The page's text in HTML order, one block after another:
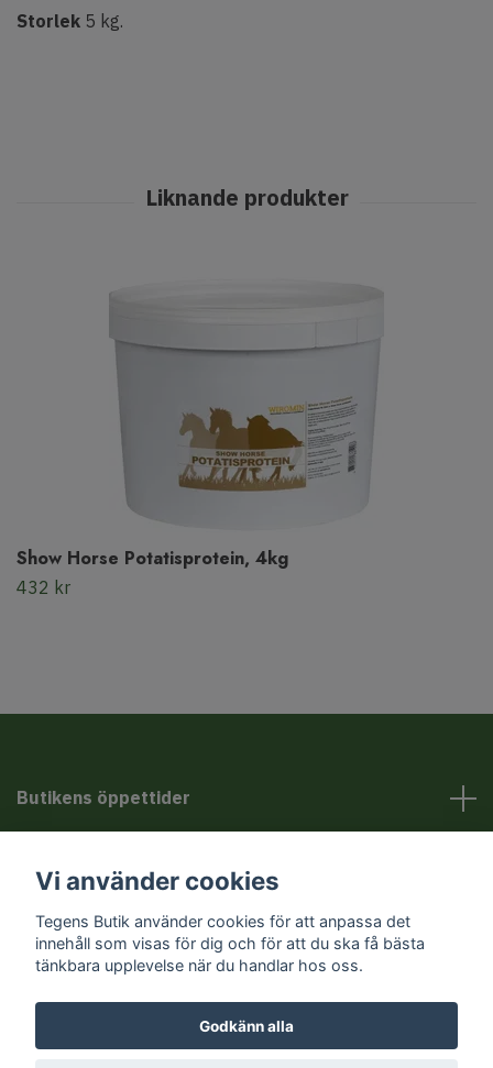
Storlek 5 kg.
Show Horse Potatisprotein, 4kg
432 kr
Butikens öppettider
Sociala medier
Vi använder cookies
Tegens Butik använder cookies för att anpassa det
innehåll som visas för dig och för att du ska få bästa
tänkbara upplevelse när du handlar hos oss.
Godkänn alla